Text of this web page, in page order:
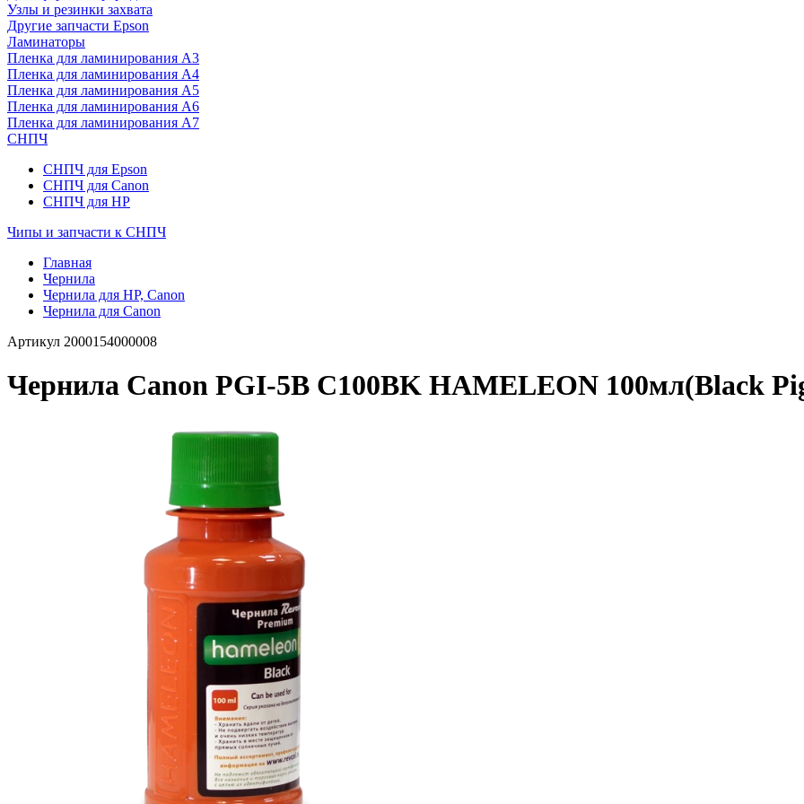
Узлы и резинки захвата
Другие запчасти Epson
Ламинаторы
Пленка для ламинирования А3
Пленка для ламинирования А4
Пленка для ламинирования А5
Пленка для ламинирования А6
Пленка для ламинирования А7
СНПЧ
СНПЧ для Epson
СНПЧ для Canon
СНПЧ для HP
Чипы и запчасти к СНПЧ
Главная
Чернила
Чернила для HP, Canon
Чернила для Canon
Артикул 2000154000008
Чернила Canon PGI-5B C100BK HAMELEON 100мл(Black